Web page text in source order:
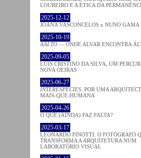
LOUREIRO E A ÉTICA DA
2025-12-12
JOANA VASCONCELOS x NUNO GAMA
2025-10-19
AALTO — ONDE ALVAR ENCONTRA
2025-09-05
LUÍS CRISTINO DA SILVA, UM
NOVA OEIRAS
2025-06-27
INTERESPECIES . POR UMA
MAIS-QUE-HUMANA
2025-04-26
O QUE (AINDA) FAZ FALTA?
2025-03-17
LEONARDO FINOTTI: O FOTÓGRAFO
TRANSFORMA A ARQUITETURA NUM
LABORATÓRIO VISUAL